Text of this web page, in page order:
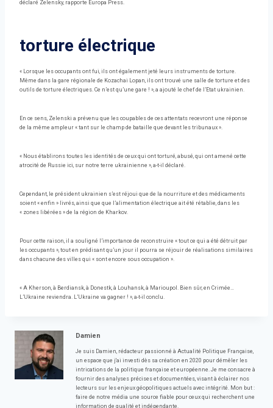
déclaré Zelensky, rapporte Europa Press.
torture électrique
« Lorsque les occupants ont fui, ils ont également jeté leurs instruments de torture.
Même dans la gare régionale de Kozachai Lopan, ils ont trouvé une salle de torture et des
outils de torture électriques. Ce n’est qu’une gare ! », a ajouté le chef de l’Etat ukrainien.
En ce sens, Zelenski a prévenu que les coupables de ces attentats recevront une réponse
de la même ampleur « tant sur le champ de bataille que devant les tribunaux ».
« Nous établirons toutes les identités de ceux qui ont torturé, abusé, qui ont amené cette
atrocité de Russie ici, sur notre terre ukrainienne », a-t-il déclaré.
Cependant, le président ukrainien s’est réjoui que de la nourriture et des médicaments
soient « enfin » livrés, ainsi que que l’alimentation électrique ait été rétablie, dans les
« zones libérées » de la région de Kharkov.
Pour cette raison, il a souligné l’importance de reconstruire « tout ce qui a été détruit par
les occupants », tout en prédisant qu’un jour il pourra se réjouir de réalisations similaires
dans chacune des villes qui « sont encore sous occupation ».
« A Kherson, à Berdiansk, à Donestk, à Louhansk, à Marioupol. Bien sûr, en Crimée…
L’Ukraine reviendra. L’Ukraine va gagner ! », a-t-il conclu.
Damien
Je suis Damien, rédacteur passionné à Actualité Politique Française,
un espace que j'ai investi dès sa création en 2020 pour démêler les
intrications de la politique française et européenne. Je me consacre à
fournir des analyses précises et documentées, visant à éclairer nos
lecteurs sur les enjeux géopolitiques actuels avec intégrité. Mon but :
faire de notre média une source fiable pour ceux qui recherchent une
information de qualité et indépendante.